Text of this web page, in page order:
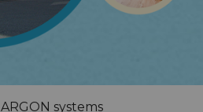
ARGON systems